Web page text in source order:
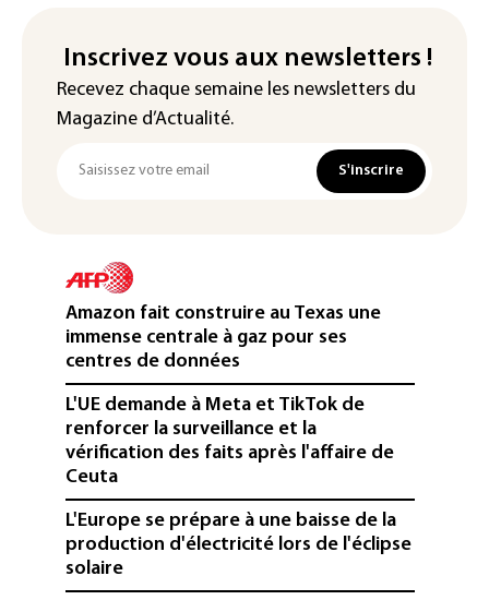
Inscrivez vous aux newsletters !
Recevez chaque semaine les newsletters du
Magazine d’Actualité.
S'inscrire
Amazon fait construire au Texas une
immense centrale à gaz pour ses
centres de données
L'UE demande à Meta et TikTok de
renforcer la surveillance et la
vérification des faits après l'affaire de
Ceuta
L'Europe se prépare à une baisse de la
production d'électricité lors de l'éclipse
solaire